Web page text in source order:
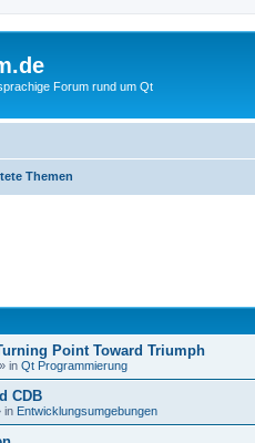
Forum rund um Qt
Themen
Point Toward Triumph
» in Qt Programmierung
CDB
in Entwicklungsumgebungen